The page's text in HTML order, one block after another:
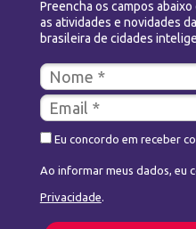
Preencha os campos
as atividades e novidades
brasileira de cidades
Eu concordo em receber
Ao informar meus dados, eu
Privacidade.